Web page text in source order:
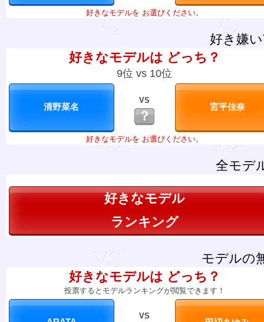
好きなモデルを お選びください。
好き嫌
好きなモデルは どっち？
9位 vs 10位
VS
？
好きなモデルを お選びください。
全モデ
好きなモデル
ランキング
モデルの
好きなモデルは どっち？
投票するとモデルランキングが閲覧できます！
VS